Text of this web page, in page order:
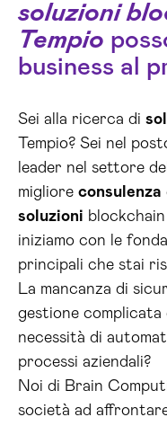
soluzioni
Tempio
business al
Sei alla ricerca di
Tempio? Sei nel
leader nel settore
migliore consulenza
soluzioni
iniziamo con le
principali che stai
La mancanza di
gestione complicata
necessità di
processi aziendali?
Noi di Brain
società ad